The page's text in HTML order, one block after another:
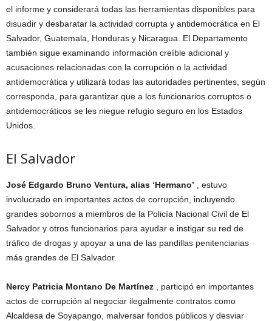
el informe y considerará todas las herramientas disponibles para
disuadir y desbaratar la actividad corrupta y antidemocrática en El
Salvador, Guatemala, Honduras y Nicaragua. El Departamento
también sigue examinando información creíble adicional y
acusaciones relacionadas con la corrupción o la actividad
antidemocrática y utilizará todas las autoridades pertinentes, según
corresponda, para garantizar que a los funcionarios corruptos o
antidemocráticos se les niegue refugio seguro en los Estados
Unidos.
El Salvador
José Edgardo Bruno Ventura, alias ‘Hermano’ , estuvo
involucrado en importantes actos de corrupción, incluyendo
grandes sobornos a miembros de la Policía Nacional Civil de El
Salvador y otros funcionarios para ayudar e instigar su red de
tráfico de drogas y apoyar a una de las pandillas penitenciarias
más grandes de El Salvador.
Nercy Patricia Montano De Martínez , participó en importantes
actos de corrupción al negociar ilegalmente contratos como
Alcaldesa de Soyapango, malversar fondos públicos y desviar